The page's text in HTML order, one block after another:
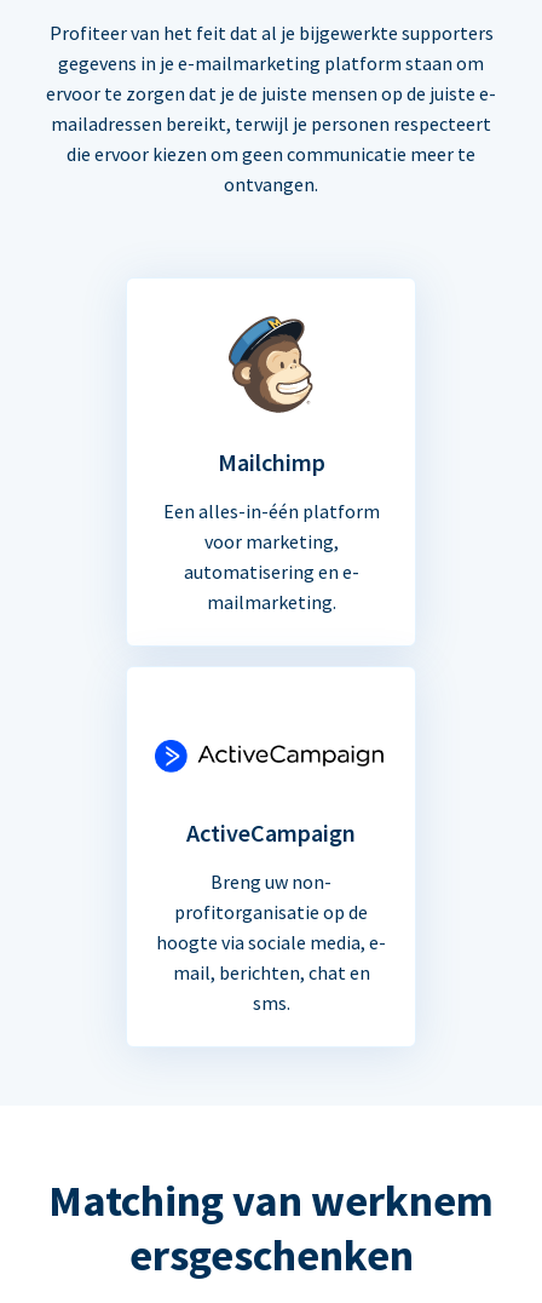
Profiteer van het feit dat al je bijgewerkte supporters
gegevens in je e-mailmarketing platform staan om
ervoor te zorgen dat je de juiste mensen op de juiste e-
mailadressen bereikt, terwijl je personen respecteert
die ervoor kiezen om geen communicatie meer te
ontvangen.
Mailchimp
Een alles-in-één platform
voor marketing,
automatisering en e-
mailmarketing.
ActiveCampaign
Breng uw non-
profitorganisatie op de
hoogte via sociale media, e-
mail, berichten, chat en
sms.
Matching van werknem
ersgeschenken